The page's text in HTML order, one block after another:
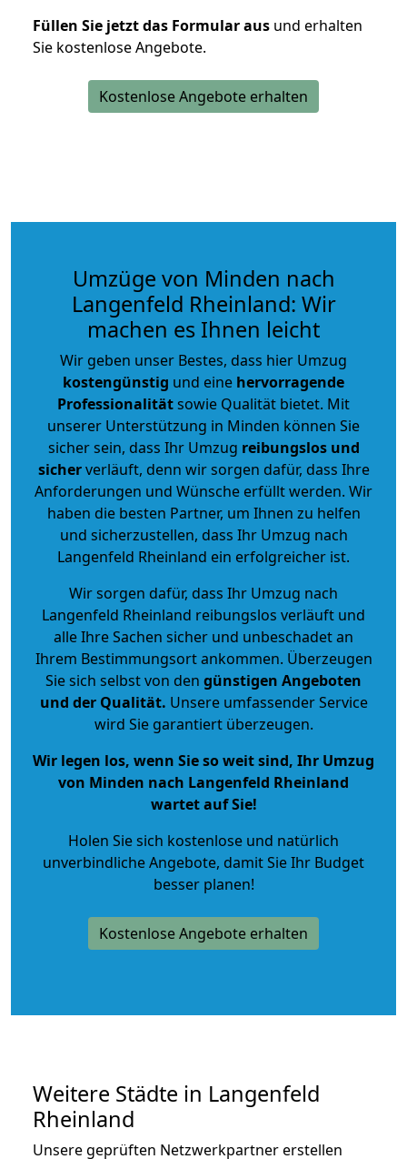
Füllen Sie jetzt das Formular aus und erhalten
Sie kostenlose Angebote.
Kostenlose Angebote erhalten
Umzüge von Minden nach
Langenfeld Rheinland: Wir
machen es Ihnen leicht
Wir geben unser Bestes, dass hier Umzug
kostengünstig und eine hervorragende
Professionalitätsowie Qualität bietet. Mit
unserer Unterstützung in Minden können Sie
sicher sein, dass Ihr Umzug reibungslos und
sicherverläuft, denn wir sorgen dafür, dass Ihre
Anforderungen und Wünsche erfüllt werden. Wir
haben die besten Partner, um Ihnen zu helfen
und sicherzustellen, dass Ihr Umzug nach
Langenfeld Rheinland ein erfolgreicher ist.
Wir sorgen dafür, dass Ihr Umzug nach
Langenfeld Rheinland reibungslos verläuft und
alle Ihre Sachen sicher und unbeschadet an
Ihrem Bestimmungsort ankommen. Überzeugen
Sie sich selbst von den günstigen Angeboten
und der Qualität. Unsere umfassender Service
wird Sie garantiert überzeugen.
Wir legen los, wenn Sie so weit sind, Ihr Umzug
von Minden nach Langenfeld Rheinland
wartet auf Sie!
Holen Sie sich kostenlose und natürlich
unverbindliche Angebote, damit Sie Ihr Budget
besser planen!
Kostenlose Angebote erhalten
Weitere Städte in Langenfeld
Rheinland
Unsere geprüften Netzwerkpartner erstellen